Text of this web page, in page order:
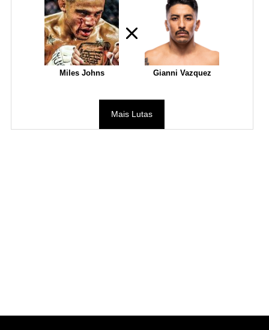
Miles Johns Gianni Vazquez
Mais Lutas